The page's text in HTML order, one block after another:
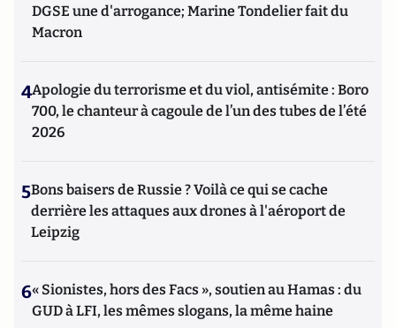
DGSE une d'arrogance; Marine Tondelier fait du
Macron
4Apologie du terrorisme et du viol, antisémite : Boro
700, le chanteur à cagoule de l’un des tubes de l’été
2026
5Bons baisers de Russie ? Voilà ce qui se cache
derrière les attaques aux drones à l'aéroport de
Leipzig
6« Sionistes, hors des Facs », soutien au Hamas : du
GUD à LFI, les mêmes slogans, la même haine